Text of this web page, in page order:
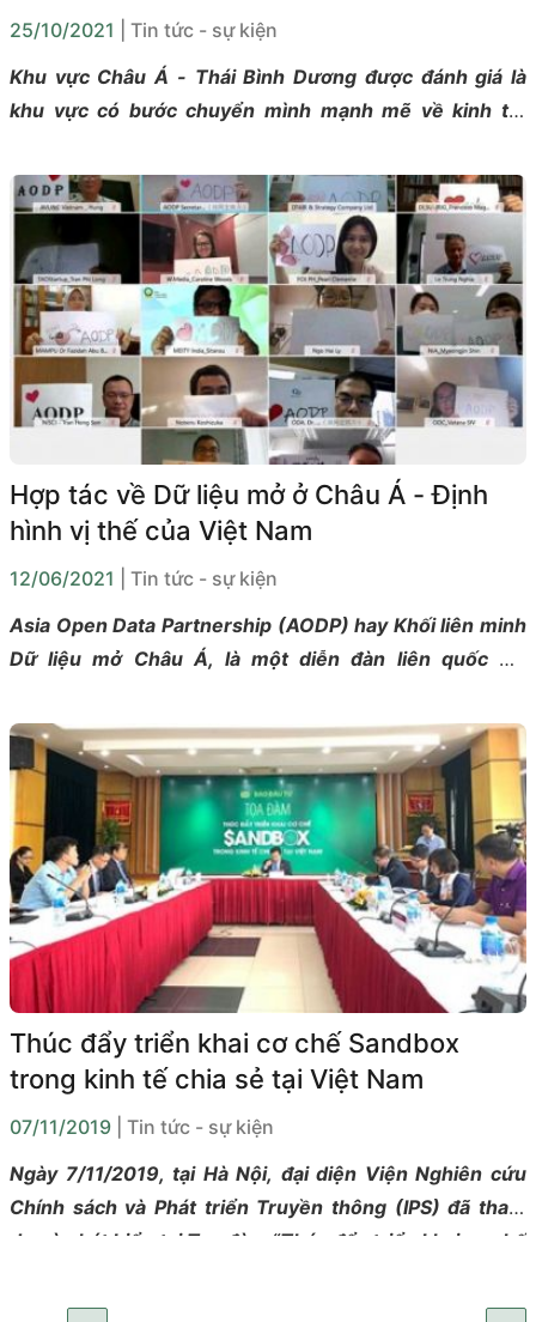
thách thức"
25/10/2021
| Tin tức - sự kiện
Khu vực Châu Á - Thái Bình Dương được đánh giá là
khu vực có bước chuyển mình mạnh mẽ về kinh tế,
cũng vừa tiềm ẩn các nguy cơ lớn liên quan đến an toàn
an ninh mạng - đầu mối trực tiếp cho sự phát triển
chung của không chỉ từng quốc gia mà còn trên toàn
khu vực.
Hợp tác về Dữ liệu mở ở Châu Á - Định
hình vị thế của Việt Nam
12/06/2021
| Tin tức - sự kiện
Asia Open Data Partnership (AODP) hay Khối liên minh
Dữ liệu mở Châu Á, là một diễn đàn liên quốc gia
mở tại Châu Á.
Thúc đẩy triển khai cơ chế Sandbox
trong kinh tế chia sẻ tại Việt Nam
07/11/2019
| Tin tức - sự kiện
Ngày 7/11/2019, tại Hà Nội, đại diện Viện Nghiên cứu
Chính sách và Phát triển Truyền thông (IPS) đã tham
dự và phát biểu tại Tọa đàm “Thúc đẩy triển khai cơ chế
tư tổ chức.